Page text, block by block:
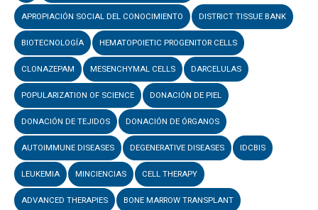
APROPIACIÓN SOCIAL DEL CONOCIMIENTO DISTRICT TISSUE BANK
BIOTECNOLOGÍA HEMATOPOIETIC PROGENITOR CELLS
CLONAZEPAM MESENCHYMAL CELLS DARCELULAS
POPULARIZATION OF SCIENCE DONACIÓN DE PIEL
DONACIÓN DE TEJIDOS DONACIÓN DE ÓRGANOS
AUTOIMMUNE DISEASES DEGENERATIVE DISEASES IDCBIS
LEUKEMIA MINCIENCIAS CELL THERAPY
ADVANCED THERAPIES BONE MARROW TRANSPLANT